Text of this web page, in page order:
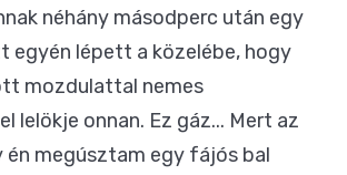
néhány másodperc után egy
egyén lépett a közelébe, hogy
mozdulattal nemes
lelökje onnan. Ez gáz... Mert az
én megúsztam egy fájós bal